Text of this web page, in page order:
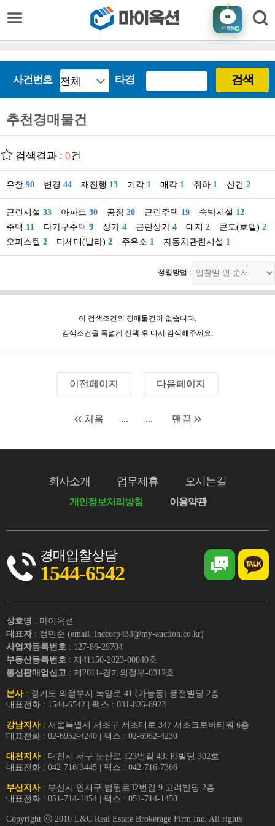
AI챗봇
사건번호 타경 검색
추천경매물건
검색결과 : 0건
유찰 90 변경 44 재진행 13 기각 1 매각 1 취하 1 신건 2
근린시설 33 아파트 30 공장 20 근린주택 19 숙박시설 12
주택 11 다가구주택 9 상가 4 근린상가 4 대지 2 콘도(호텔) 2
오피스텔 2 다세대(빌라) 2 주유소 1 자동차관련시설 1
정렬방법 :
이 검색조건의 경매물건이 없습니다.
검색조건을 폭넓게 선택 후 다시 검색해주세요.
이전페이지 다음페이지
처음 ... ... 맨끝
회사소개 업무제휴 오시는길
개인정보처리방침 이용약관
경매입찰상담
1544-6542
상호명 : 마이옥션
대표자 : 정민준 (email. lnccorp433@my-auction.co.kr)
사업자등록번호 : 127-86-29704
부동산등록번호 : 제41150-2023-00040호
통신판매업신고 : 제2011-경기의정부-0312호
본사: 경기도 의정부시 녹양로 41 (가능동) 풍전빌딩 2층
대표전화 : 1544-6542 | 팩스 : 031-826-8923
강남지사: 서울특별시 서초구 서초대로 347 서초크로바타워 6층
대표전화 : 02-6952-4240 | 팩스 : 02-6952-4230
대전지사: 대전시 서구 둔산로 123번길 43, PJ빌딩 302호
대표전화 : 042-716-3445 | 팩스 : 042-716-7366
부산지사: 부산시 연제구 법원로32번길 9 고려빌딩 2층
대표전화 : 051-714-1454 | 팩스 : 051-714-1450
Copyright ⓒ 2010 L&C Real Estate Brokerage Firm Inc. All rights